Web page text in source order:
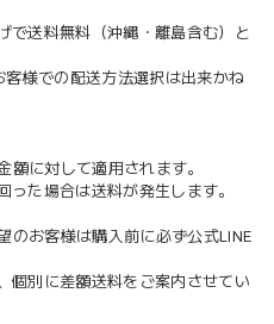
で送料無料（沖縄・離島含む）と
様での配送方法選択は出来かね
額に対して適用されます。
た場合は送料が発生します。
のお客様は購入前に必ず公式LINE
個別に差額送料をご案内させてい